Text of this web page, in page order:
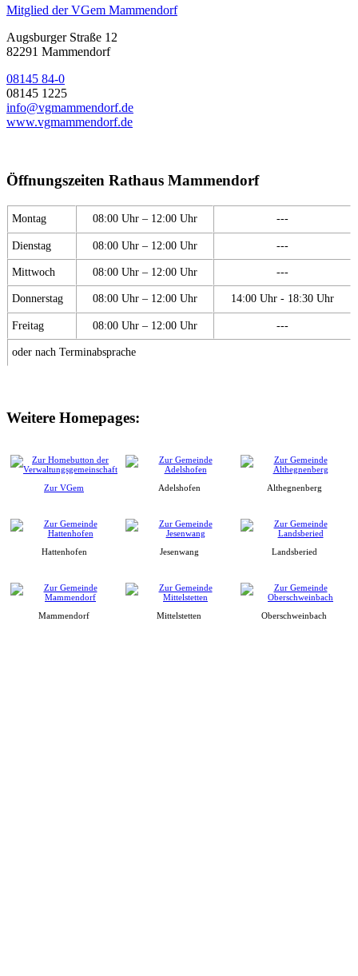
Mitglied der VGem Mammendorf
Augsburger Straße 12
82291 Mammendorf
08145 84-0
08145 1225
info@vgmammendorf.de
www.vgmammendorf.de
Öffnungszeiten Rathaus Mammendorf
Montag 08:00 Uhr – 12:00 Uhr ---
Dienstag 08:00 Uhr – 12:00 Uhr ---
Mittwoch 08:00 Uhr – 12:00 Uhr ---
Donnerstag 08:00 Uhr – 12:00 Uhr 14:00 Uhr - 18:30 Uhr
Freitag 08:00 Uhr – 12:00 Uhr ---
oder nach Terminabsprache
Weitere Homepages:
Zur VGem Adelshofen Althegnenberg
Hattenhofen Jesenwang Landsberied
Mammendorf Mittelstetten Oberschweinbach